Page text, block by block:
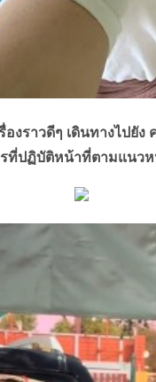
ราวดีๆ เดินทางไปยัง
ที่ปฏิบัติหน้าที่ตามแนว